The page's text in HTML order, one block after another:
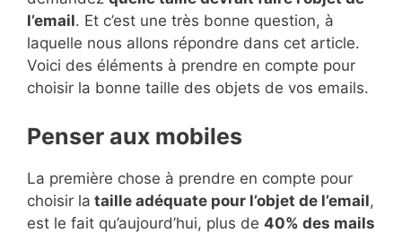
l’email. Et c’est une très bonne question, à
laquelle nous allons répondre dans cet article.
Voici des éléments à prendre en compte pour
choisir la bonne taille des objets de vos emails.
Penser aux mobiles
La première chose à prendre en compte pour
choisir la taille adéquate pour l’objet de l’email,
est le fait qu’aujourd’hui, plus de 40% des mails